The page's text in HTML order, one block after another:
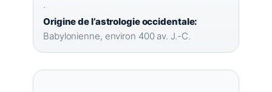
·
Origine de l’astrologie occidentale:
Babylonienne, environ 400 av. J.-C.